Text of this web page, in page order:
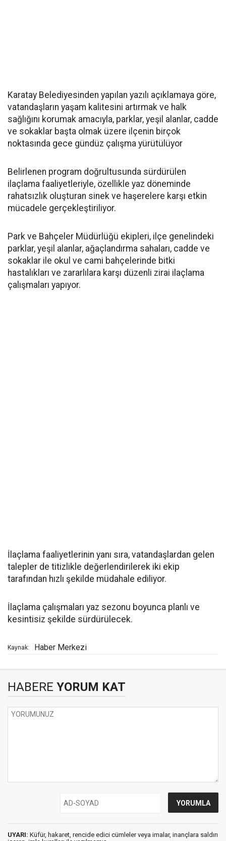
Karatay Belediyesinden yapılan yazılı açıklamaya göre,
vatandaşların yaşam kalitesini artırmak ve halk
sağlığını korumak amacıyla, parklar, yeşil alanlar, cadde
ve sokaklar başta olmak üzere ilçenin birçok
noktasında gece gündüz çalışma yürütülüyor
Belirlenen program doğrultusunda sürdürülen
ilaçlama faaliyetleriyle, özellikle yaz döneminde
rahatsızlık oluşturan sinek ve haşerelere karşı etkin
mücadele gerçekleştiriliyor.
Park ve Bahçeler Müdürlüğü ekipleri, ilçe genelindeki
parklar, yeşil alanlar, ağaçlandırma sahaları, cadde ve
sokaklar ile okul ve cami bahçelerinde bitki
hastalıkları ve zararlılara karşı düzenli zirai ilaçlama
çalışmaları yapıyor.
İlaçlama faaliyetlerinin yanı sıra, vatandaşlardan gelen
talepler de titizlikle değerlendirilerek iki ekip
tarafından hızlı şekilde müdahale ediliyor.
İlaçlama çalışmaları yaz sezonu boyunca planlı ve
kesintisiz şekilde sürdürülecek.
Kaynak: Haber Merkezi
HABERE YORUM KAT
UYARI: Küfür, hakaret, rencide edici cümleler veya imalar, inançlara saldırı